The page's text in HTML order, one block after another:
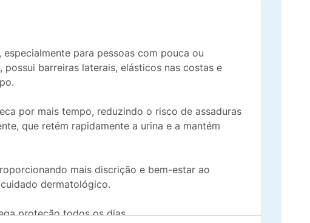
para pessoas com pouca ou
barreiras laterais, elásticos nas costas e
por mais tempo, reduzindo o risco de assaduras
que retém rapidamente a urina e a mantém
mais discrição e bem-estar ao
dermatológico.
proteção todos os dias.